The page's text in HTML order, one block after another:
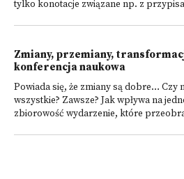
tylko konotacje związane np. z
Zmiany, przemiany,
konferencja naukowa
Powiada się, że zmiany są dobre… Czy
wszystkie? Zawsze? Jak wpływa na
zbiorowość wydarzenie, które